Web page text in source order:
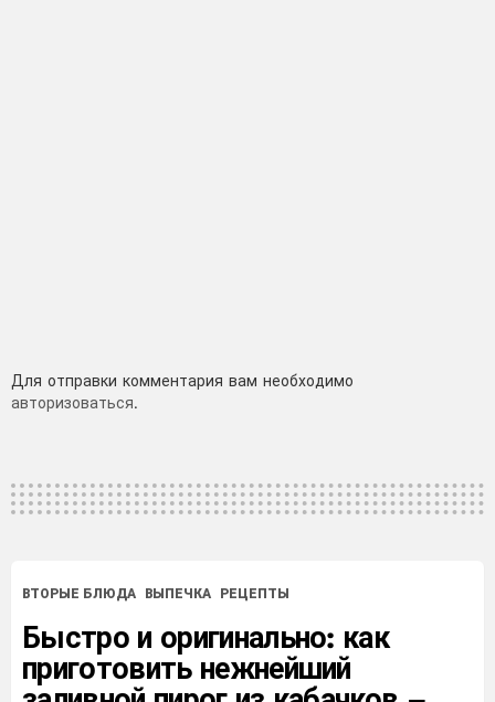
Добавить
комментарий
Для отправки комментария вам необходимо
авторизоваться.
ВТОРЫЕ БЛЮДА ВЫПЕЧКА РЕЦЕПТЫ
Быстро и оригинально: как
приготовить нежнейший